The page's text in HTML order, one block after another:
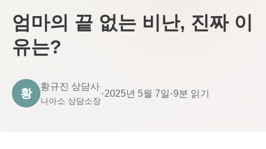
엄마의 끝 없는 비난, 진짜 이
유는?
황
황규진 상담사
나아소 상담소장
•2025년 5월 7일•9분 읽기